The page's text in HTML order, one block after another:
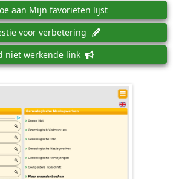
aan Mijn favorieten lijst
voor verbetering
niet werkende link